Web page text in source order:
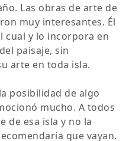
Las obras de arte de
muy interesantes. Él
cual y lo incorpora en
paisaje, sin
arte en toda isla.
posibilidad de algo
mucho. A todos
de esa isla y no la
que vayan.